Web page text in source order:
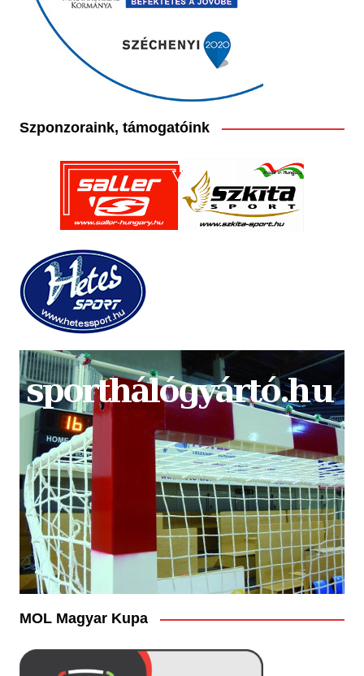
Szponzoraink, támogatóink
MOL Magyar Kupa